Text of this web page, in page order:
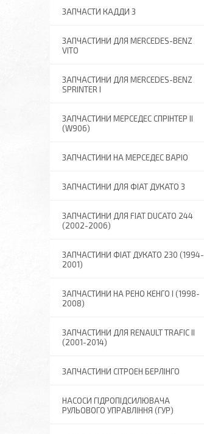
ЗАПЧАСТИ КАДДИ 3
ЗАПЧАСТИНИ ДЛЯ MERCEDES-BENZ
VITO
ЗАПЧАСТИНИ ДЛЯ MERCEDES-BENZ
SPRINTER I
ЗАПЧАСТИНИ МЕРСЕДЕС СПРІНТЕР II
(W906)
ЗАПЧАСТИНИ НА МЕРСЕДЕС ВАРІО
ЗАПЧАСТИНИ ДЛЯ ФІАТ ДУКАТО 3
ЗАПЧАСТИНИ ДЛЯ FIAT DUCATO 244
(2002-2006)
ЗАПЧАСТИНИ ФІАТ ДУКАТО 230 (1994-
2001)
ЗАПЧАСТИНИ НА РЕНО КЕНГО I (1998-
2008)
ЗАПЧАСТИНИ ДЛЯ RENAULT TRAFIC II
(2001-2014)
ЗАПЧАСТИНИ СІТРОЕН БЕРЛІНГО
НАСОСИ ГІДРОПІДСИЛЮВАЧА
РУЛЬОВОГО УПРАВЛІННЯ (ГУР)